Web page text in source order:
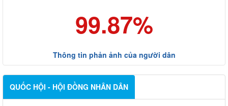
99.87%
Thông tin phản ảnh của người dân
QUỐC HỘI - HỘI ĐỒNG NHÂN DÂN